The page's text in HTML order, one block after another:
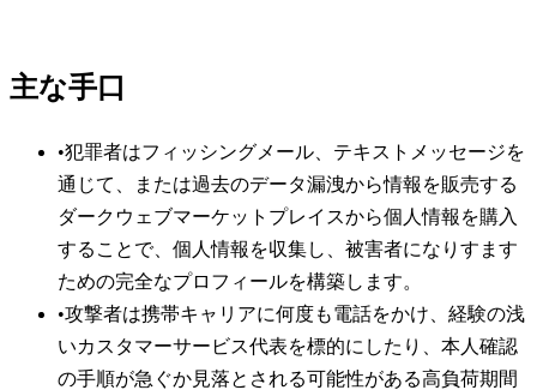
主な手口
•犯罪者はフィッシングメール、テキストメッセージを
通じて、または過去のデータ漏洩から情報を販売する
ダークウェブマーケットプレイスから個人情報を購入
することで、個人情報を収集し、被害者になりすます
ための完全なプロフィールを構築します。
•攻撃者は携帯キャリアに何度も電話をかけ、経験の浅
いカスタマーサービス代表を標的にしたり、本人確認
の手順が急ぐか見落とされる可能性がある高負荷期間